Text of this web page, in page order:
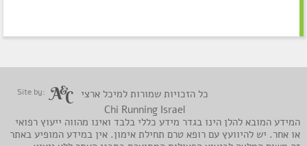
Site by:
כל הזכויות שמורות למיכל ארצי
Chi Running Israel
המידע המובא להלן הינו בגדר מידע כללי בלבד ואינו מהווה ייעוץ רפואי
או אחר. יש להיוועץ עם רופא טרם תחילת אימון. אין במידע המופיע באתר